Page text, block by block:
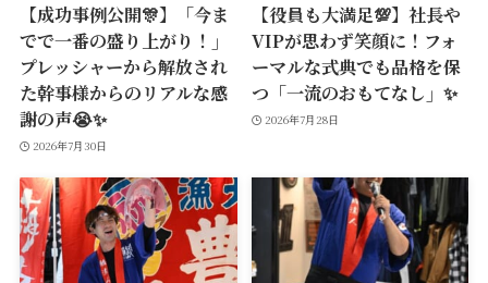
【成功事例公開🎊】「今ま
でで一番の盛り上がり！」
プレッシャーから解放され
た幹事様からのリアルな感
謝の声😭✨
2026年7月30日
【役員も大満足💯】社長や
VIPが思わず笑顔に！フォ
ーマルな式典でも品格を保
つ「一流のおもてなし」✨
2026年7月28日